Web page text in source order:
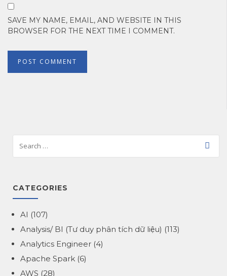
SAVE MY NAME, EMAIL, AND WEBSITE IN THIS
BROWSER FOR THE NEXT TIME I COMMENT.
CATEGORIES
AI (107)
Analysis/ BI (Tư duy phân tích dữ liệu) (113)
Analytics Engineer (4)
Apache Spark (6)
AWS (28)